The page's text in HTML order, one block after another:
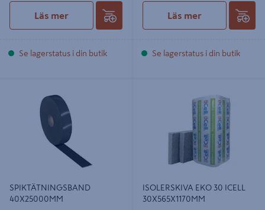
Läs mer
Se lagerstatus i din butik
Läs mer
Se lagerstatus i din butik
40X25000MM
SPIKTÄTNINGSBAND
40X25000MM
ISOLERSKIVA EKO 30 ICELL
30X565X1170MM